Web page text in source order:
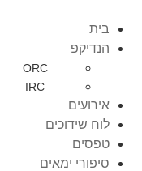
בית
הנדיקפ
ORC
IRC
אירועים
לוח שידוכים
טפסים
סיפורי ימאים